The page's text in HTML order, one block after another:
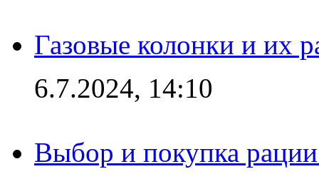
Газовые колонки и их
6.7.2024, 14:10
Выбор и покупка